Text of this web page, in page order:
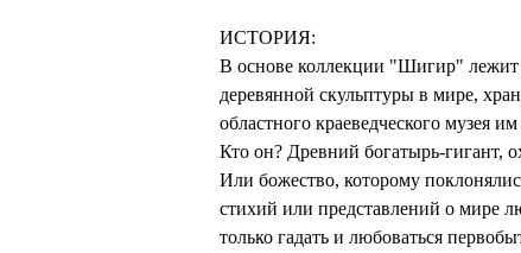
ИСТОРИЯ:
В основе коллекции "Шигир" лежит
деревянной скульптуры в мире,
областного краеведческого музея
Кто он? Древний богатырь-гигант,
Или божество, которому
стихий или представлений о мире
только гадать и любоваться